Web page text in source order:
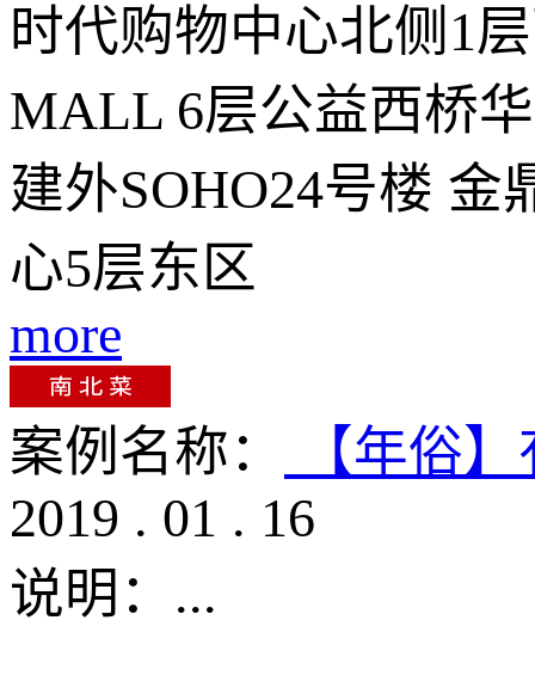
时代购物中心北侧1
MALL 6层公益西桥
建外SOHO24号楼
心5层东区
more
案例名称：
【年俗
2019 . 01 . 16
说明： ...